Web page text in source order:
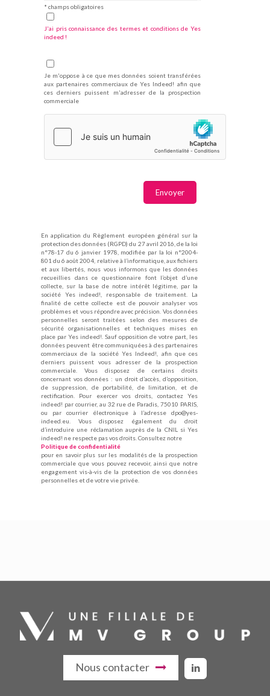
* champs obligatoires
J'ai pris connaissance des termes et conditions de Yes
indeed !
Je m'oppose à ce que mes données soient transférées
aux partenaires commerciaux de Yes Indeed! afin que
ces derniers puissent m'adresser de la prospection
commerciale
En application du Règlement européen général sur la
protection des données (RGPD) du 27 avril 2016, de la loi
n°78-17 du 6 janvier 1978, modifiée par la loi n°2004-
801 du 6 août 2004, relative à l’informatique, aux fichiers
et aux libertés, nous vous informons que les données
recueillies dans ce questionnaire font l’objet d’une
collecte, sur la base de notre intérêt légitime, par la
société Yes indeed!, responsable de traitement. La
finalité de cette collecte est de pouvoir analyser vos
problèmes et vous répondre avec précision. Vos données
personnelles seront traitées selon des mesures de
sécurité organisationnelles et techniques mises en
place par Yes indeed!. Sauf opposition de votre part, les
données peuvent être communiquées à des partenaires
commerciaux de la société Yes Indeed!, afin que ces
derniers puissent vous adresser de la prospection
commerciale. Vous disposez de certains droits
concernant vos données : un droit d’accès, d’opposition,
de suppression, de portabilité, de limitation, et de
rectification. Pour exercer vos droits, contactez Yes
indeed! par courrier, au 32 rue de Paradis, 75010 PARIS,
ou par courrier électronique à l’adresse dpo@yes-
indeed.eu. Vous disposez également du droit
d’introduire une réclamation auprès de la CNIL si Yes
indeed! ne respecte pas vos droits. Consultez notre
Politique de confidentialité
pour en savoir plus sur les modalités de la prospection
commerciale que vous pouvez recevoir, ainsi que notre
engagement vis-à-vis de la protection de vos données
personnelles et de votre vie privée.
Nous contacter